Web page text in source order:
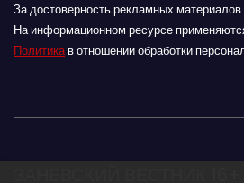
м
За достоверность рекламных
На информационном ресурсе
Политикав отношении обработки